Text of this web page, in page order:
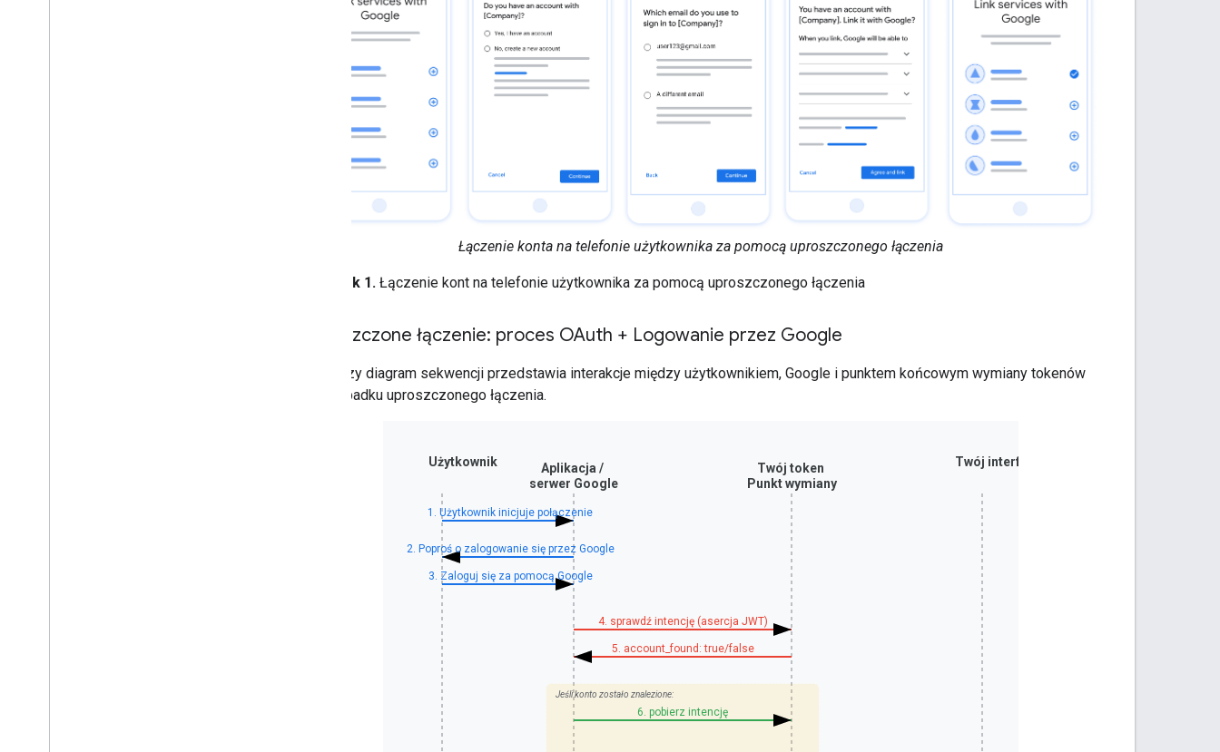
Łączenie konta na telefonie użytkownika za pomocą uproszczonego łączenia
Rysunek 1. Łączenie kont na telefonie użytkownika za pomocą uproszczonego łączenia
Uproszczone łączenie: proces OAuth + Logowanie przez Google
Poniższy diagram sekwencji przedstawia interakcje między użytkownikiem, Google i punktem końcowym wymiany tokenów
w przypadku uproszczonego łączenia.
Użytkownik
Aplikacja /
serwer Google
Twój token
Punkt wymiany
Twój interfejs API
1. Użytkownik inicjuje połączenie
2. Poproś o zalogowanie się przez Google
3. Zaloguj się za pomocą Google
4. sprawdź intencję (asercja JWT)
5. account_found: true/false
Jeśli konto zostało znalezione:
6. pobierz intencję